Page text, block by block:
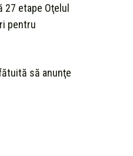
etape Oţelul
pentru
să anunţe